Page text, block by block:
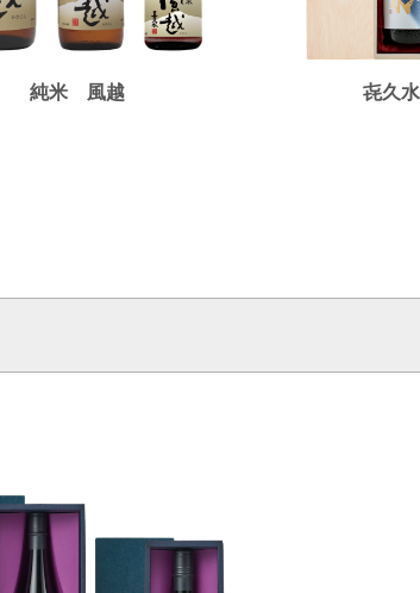
純米 風越 㐂久